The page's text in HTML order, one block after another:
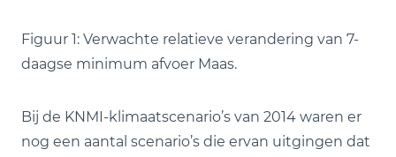
Figuur 1: Verwachte relatieve verandering van 7-
daagse minimum afvoer Maas.
Bij de KNMI-klimaatscenario’s van 2014 waren er
nog een aantal scenario’s die ervan uitgingen dat